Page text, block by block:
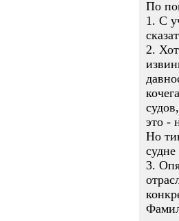
По
1. С
2.
это -
Но
3.